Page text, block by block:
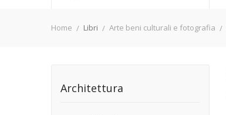
Home Libri Arte beni culturali e fotografia
Architettura